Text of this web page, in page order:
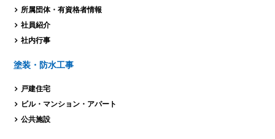
所属団体・有資格者情報
社員紹介
社内行事
塗装・防水工事
戸建住宅
ビル・マンション・ アパート
公共施設